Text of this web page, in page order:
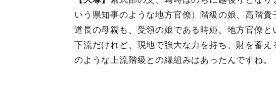
いう県知事のような地方官僚）階級の娘、高階
道長の母親も、受領の娘である時姫。地方官僚と
下流だけれど、現地で強大な力を持ち、財を蓄
のような上流階級との縁組みはあったんですね。